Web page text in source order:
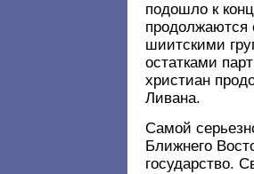
подошло к
продолжаются
шиитскими
остатками
христиан
Ливана.
Самой
Ближнего
государство.